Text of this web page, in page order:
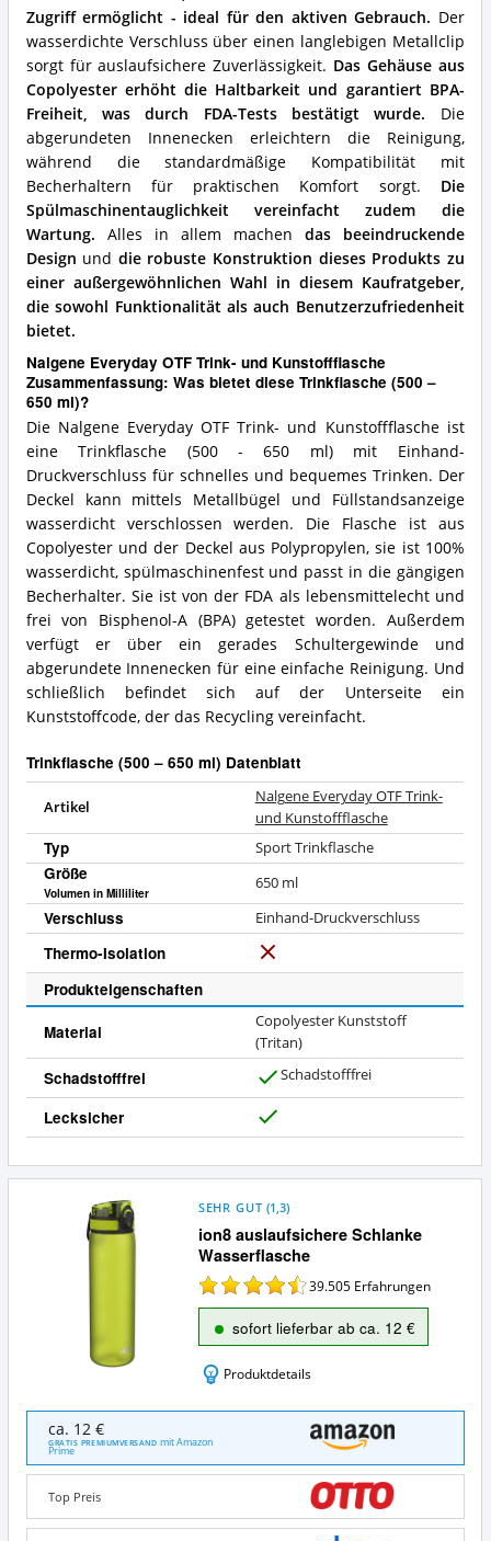
Zugriff ermöglicht - ideal für den aktiven Gebrauch. Der
wasserdichte Verschluss über einen langlebigen Metallclip
sorgt für auslaufsichere Zuverlässigkeit. Das Gehäuse aus
Copolyester erhöht die Haltbarkeit und garantiert BPA-
Freiheit, was durch FDA-Tests bestätigt wurde. Die
abgerundeten Innenecken erleichtern die Reinigung,
während die standardmäßige Kompatibilität mit
Becherhaltern für praktischen Komfort sorgt. Die
Spülmaschinentauglichkeit vereinfacht zudem die
Wartung. Alles in allem machen das beeindruckende
Design und die robuste Konstruktion dieses Produkts zu
einer außergewöhnlichen Wahl in diesem Kaufratgeber,
die sowohl Funktionalität als auch Benutzerzufriedenheit
bietet.
Nalgene Everyday OTF Trink- und Kunstoffflasche
Zusammenfassung: Was bietet diese Trinkflasche (500 –
650 ml)?
Die Nalgene Everyday OTF Trink- und Kunstoffflasche ist
eine Trinkflasche (500 - 650 ml) mit Einhand-
Druckverschluss für schnelles und bequemes Trinken. Der
Deckel kann mittels Metallbügel und Füllstandsanzeige
wasserdicht verschlossen werden. Die Flasche ist aus
Copolyester und der Deckel aus Polypropylen, sie ist 100%
wasserdicht, spülmaschinenfest und passt in die gängigen
Becherhalter. Sie ist von der FDA als lebensmittelecht und
frei von Bisphenol-A (BPA) getestet worden. Außerdem
verfügt er über ein gerades Schultergewinde und
abgerundete Innenecken für eine einfache Reinigung. Und
schließlich befindet sich auf der Unterseite ein
Kunststoffcode, der das Recycling vereinfacht.
Trinkflasche (500 – 650 ml) Datenblatt
Artikel
Nalgene Everyday OTF Trink-
und Kunstoffflasche
Typ Sport Trinkflasche
Größe
Volumen in Milliliter
650 ml
Verschluss Einhand-Druckverschluss
Thermo-Isolation
N
i
n
Produkteigenschaften
Material
Copolyester Kunststoff
(Tritan)
Schadstofffrei Schadstofffrei
Lecksicher
(500
–
650
ml)?
ion8 auslaufsichere Schlanke
Wasserflasche
SEHR GUT (1,3)
39.505 Erfahrungen
sofort lieferbar ab ca. 12 €
Produktdetails
ion8
auslaufsichere
Schlanke
Wasserflasche
Angebote:
Wo
ca. 12 €
GRATIS PREMIUMVERSAND mit Amazon
Prime
Top Preis